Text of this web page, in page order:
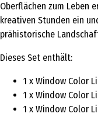
Oberflächen zum Leben
kreativen Stunden ein
prähistorische
Dieses Set enthält:
1 x Window Color
1 x Window Color
1 x Window Color